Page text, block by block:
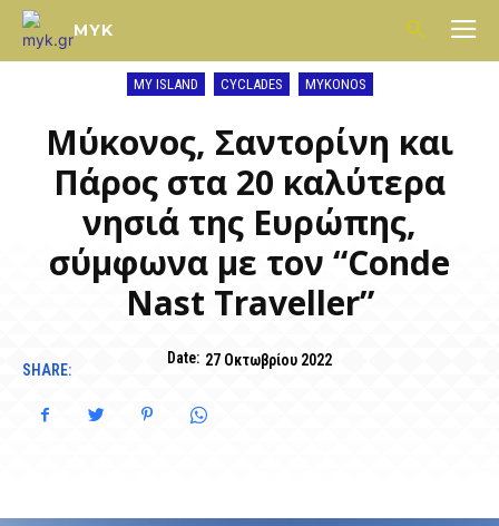
MYK
MY ISLAND CYCLADES MYKONOS
Μύκονος, Σαντορίνη και
Πάρος στα 20 καλύτερα
νησιά της Ευρώπης,
σύμφωνα με τον “Conde
Nast Traveller”
Date: 27 Οκτωβρίου 2022
SHARE: